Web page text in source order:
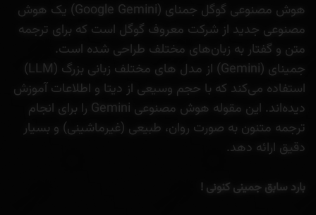
هوش مصنوعی گوگل جمنای (Google Gemini) یک هوش
مصنوعی جدید از شرکت معروف گوگل است که برای ترجمه
متن و گفتار به زبان‌های مختلف طراحی شده است.
جمینای (Gemini) از مدل های مختلف زبانی بزرگ (LLM)
استفاده می‌کند که با حجم وسیعی از دیتا و اطلاعات آموزش
دیده‌اند. این مقوله هوش مصنوعی Gemini را برای انجام
ترجمه‌ متنون به صورت روان، طبیعی (غیرماشینی) و بسیار
دقیق ارائه دهد.
بارد سابق جمینی کنونی !